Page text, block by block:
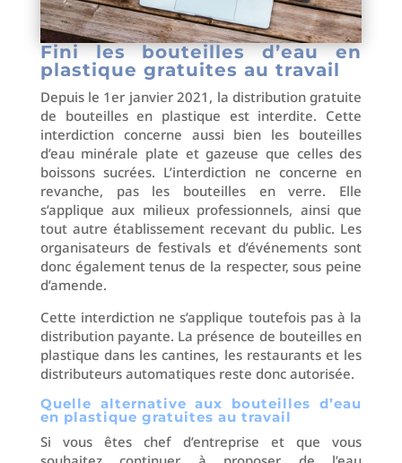
Fini les bouteilles d’eau en
plastique gratuites au travail
Depuis le 1er janvier 2021, la distribution gratuite
de bouteilles en plastique est interdite. Cette
interdiction concerne aussi bien les bouteilles
d’eau minérale plate et gazeuse que celles des
boissons sucrées. L’interdiction ne concerne en
revanche, pas les bouteilles en verre. Elle
s’applique aux milieux professionnels, ainsi que
tout autre établissement recevant du public. Les
organisateurs de festivals et d’événements sont
donc également tenus de la respecter, sous peine
d’amende.
Cette interdiction ne s’applique toutefois pas à la
distribution payante. La présence de bouteilles en
plastique dans les cantines, les restaurants et les
distributeurs automatiques reste donc autorisée.
Quelle alternative aux bouteilles d’eau
en plastique gratuites au travail
Si vous êtes chef d’entreprise et que vous